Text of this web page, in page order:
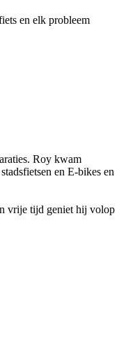
en elk probleem
Roy kwam
en E-bikes en
vrije tijd geniet hij volop